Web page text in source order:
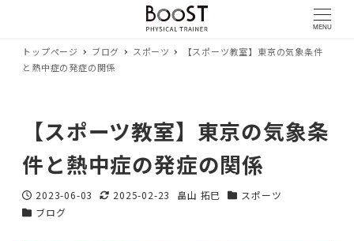
MENU
トップページ ブログ スポーツ
【スポーツ教室】東京の気象条件
と熱中症の発症の関係
【スポーツ教室】東京の気象条
件と熱中症の発症の関係
投稿日
2023-06-03
更新日
2025-02-23
著
畠山 拓巳
カテゴリー
スポーツ
カテゴリー
ブログ